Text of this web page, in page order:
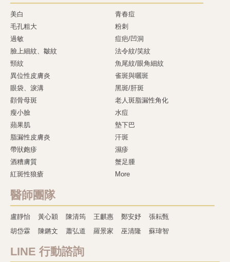
美白
青春痘
毛孔粗大
粉刺
過敏
痘疤/凹洞
臉上細紋、皺紋
法令紋/笑紋
頸紋
魚尾紋/眼角細紋
異位性皮膚炎
雀斑與曬斑
眼袋、淚溝
黑斑/肝斑
顴骨母斑
老人斑脂漏性角化
瘦小臉
水痘
蘋果肌
墊下巴
脂漏性皮膚炎
汗斑
帶狀皰疹
濕疹
酒糟膚質
蟹足腫
紅斑性狼瘡
More
醫師團隊
盧靜怡 黃心穎 陳清筠 王麒惠 鄭安妤
張耘甄
胡岱霖
陳鏘文 蕭弘道 羅景家 巫清隆 蘇瑋智
LINE 行動諮詢